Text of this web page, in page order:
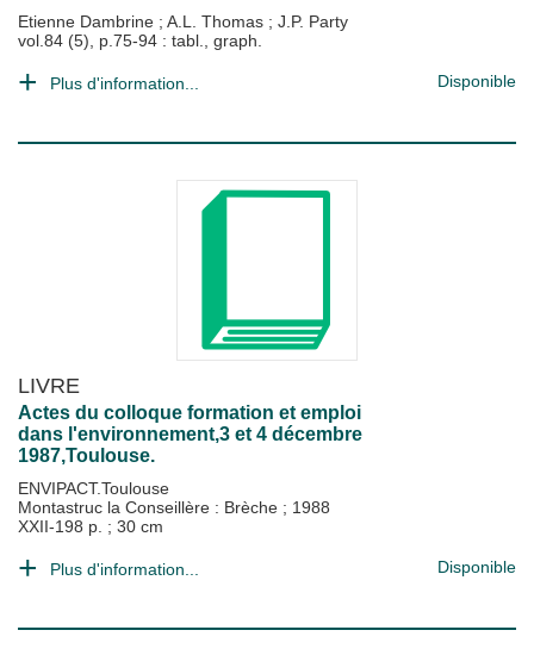
Etienne Dambrine ; A.L. Thomas ; J.P. Party
vol.84 (5), p.75-94 : tabl., graph.
Plus d'information... Disponible
LIVRE
Actes du colloque formation et emploi
dans l'environnement,3 et 4 décembre
1987,Toulouse.
ENVIPACT.Toulouse
Montastruc la Conseillère : Brèche ; 1988
XXII-198 p. ; 30 cm
Plus d'information... Disponible